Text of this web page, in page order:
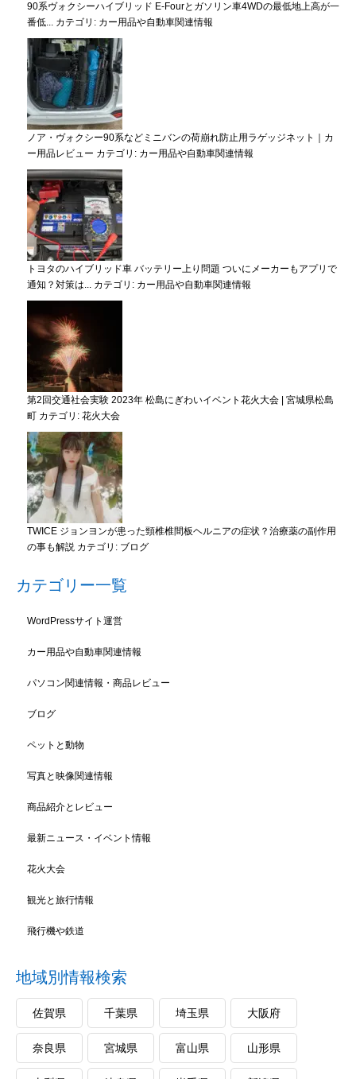
90系ヴォクシーハイブリッド E-Fourとガソリン車4WDの最低地上高が一
番低... カテゴリ: カー用品や自動車関連情報
ノア・ヴォクシー90系などミニバンの荷崩れ防止用ラゲッジネット｜カ
ー用品レビュー カテゴリ: カー用品や自動車関連情報
トヨタのハイブリッド車 バッテリー上り問題 ついにメーカーもアプリで
通知？対策は... カテゴリ: カー用品や自動車関連情報
第2回交通社会実験 2023年 松島にぎわいイベント花火大会 | 宮城県松島
町 カテゴリ: 花火大会
TWICE ジョンヨンが患った頸椎椎間板ヘルニアの症状？治療薬の副作用
の事も解説 カテゴリ: ブログ
カテゴリー一覧
WordPressサイト運営
カー用品や自動車関連情報
パソコン関連情報・商品レビュー
ブログ
ペットと動物
写真と映像関連情報
商品紹介とレビュー
最新ニュース・イベント情報
花火大会
観光と旅行情報
飛行機や鉄道
地域別情報検索
佐賀県 千葉県 埼玉県 大阪府
奈良県 宮城県 富山県 山形県